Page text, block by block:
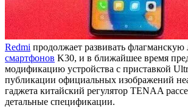
Redmi продолжает развивать флагманскую
смартфонов K30, и в ближайшее время
модификацию устройства с приставкой
публикации официальных изображений
гаджета китайский регулятор TENAA
детальные спецификации.